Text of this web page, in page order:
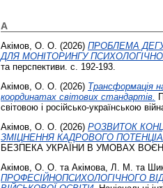
А
Акімов, О. О. (2026) ПРОБЛЕМА
ДЛЯ МОНІТОРИНГУ
та перспективи. с. 192-193.
Акімов, О. О. (2026) Трансформація
координатах світових стандартів.
світовою і російсько-українською
Акімов, О. О. (2026) РОЗВИТОК
ЗМІЦНЕННЯ КАДРОВОГО
БЕЗПЕКА УКРАЇНИ В УМОВАХ
Акімов, О. О. та Акімова, Л. М. та
ПРОФЕСІЙНОПСИХОЛОГІЧНОГО